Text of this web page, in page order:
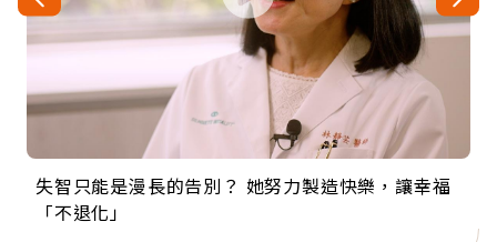
失智只能是漫長的告別？ 她努力製造快樂，讓幸福
「不退化」
來自剛果的巧克力神父 為台灣奉獻36年 「台灣是我
的家，我連作夢都講台語！」
63歲卸矽谷副總、搬回台灣找快樂！「蛋黃哥小
丑」走進安養院，逗樂上萬爺奶：退休後才開始真
104歲打破金氏世界紀錄 成為全球最年長羽球選
手，分享長壽的秘密原來是「這個」
事業巔峰他選擇追夢…黑手阿伯拉小提琴還登上小
巨蛋！連CNN都大讚！